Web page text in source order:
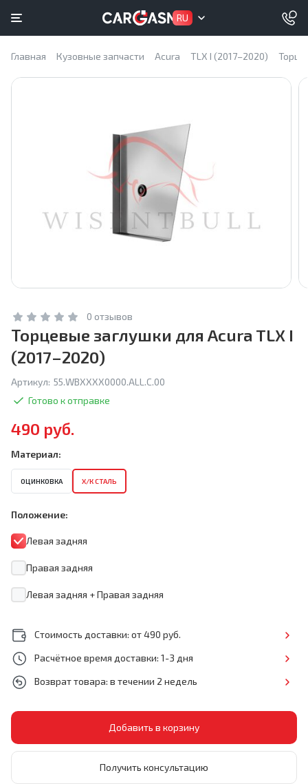
RU
Главная Кузовные запчасти Acura TLX I (2017–2020)
0 отзывов
Торцевые заглушки для Acura TLX I
(2017–2020)
Артикул: 55.WBXXXX0000.ALL.C.00
Готово к отправке
490 руб.
Материал:
ОЦИНКОВКА Х/К СТАЛЬ
Положение:
Левая задняя
Правая задняя
Левая задняя + Правая задняя
Стоимость доставки: от 490 руб.
Расчётное время доставки: 1-3 дня
Возврат товара: в течении 2 недель
Получить консультацию